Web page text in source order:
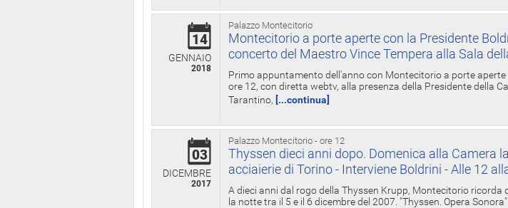
Palazzo Montecitorio
14
GENNAIO
2018
Montecitorio a porte aperte con la Presidente
concerto del Maestro Vince Tempera alla Sala
Primo appuntamento dell'anno con Montecitorio a porte aperte
ore 12, con diretta webtv, alla presenza della Presidente della
Tarantino, [...continua]
Palazzo Montecitorio - ore 12
03
DICEMBRE
2017
Thyssen dieci anni dopo. Domenica alla Camera
acciaierie di Torino - Interviene Boldrini - Alle 12
A dieci anni dal rogo della Thyssen Krupp, Montecitorio
la notte tra il 5 e il 6 dicembre del 2007. "Thyssen. Opera